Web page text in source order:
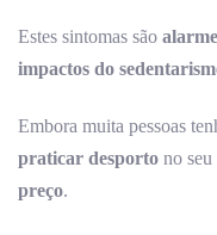
Estes sintomas são
impactos do
Embora muita pessoas
praticar desporto no seu
preço.